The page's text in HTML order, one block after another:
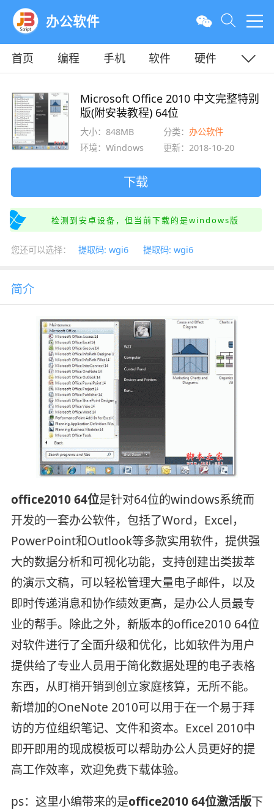
办公软件
首页 编程 手机 软件
硬件
Microsoft Office 2010 中文完整特别
版(附安装教程) 64位
大小：848MB 分类：办公软件
环境：Windows
更新：2018-10-20
下载
检测到安卓设备，但当前下载的是windows版
您还可以选择： 提取码: wgi6 提取码: wgi6
简介
office2010 64位是针对64位的windows系统而
开发的一套办公软件，包括了Word，Excel，
PowerPoint和Outlook等多款实用软件，提供强
大的数据分析和可视化功能，支持创建出类拔萃
的演示文稿，可以轻松管理大量电子邮件，以及
即时传递消息和协作绩效更高，是办公人员最专
业的帮手。除此之外，新版本的office2010 64位
对软件进行了全面升级和优化，比如软件为用户
提供给了专业人员用于简化数据处理的电子表格
东西，从盯梢开销到创立家庭核算，无所不能。
新增加的OneNote 2010可以用于在一个易于拜
访的方位组织笔记、文件和资本。Excel 2010中
即开即用的现成模板可以帮助办公人员更好的提
高工作效率，欢迎免费下载体验。
ps：这里小编带来的是office2010 64位激活版下